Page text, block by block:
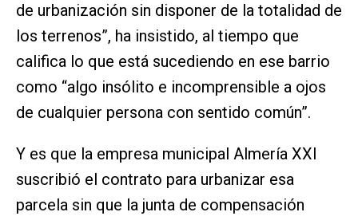
de urbanización sin disponer de la totalidad de
los terrenos”, ha insistido, al tiempo que
califica lo que está sucediendo en ese barrio
como “algo insólito e incomprensible a ojos
de cualquier persona con sentido común”.
Y es que la empresa municipal Almería XXI
suscribió el contrato para urbanizar esa
parcela sin que la junta de compensación